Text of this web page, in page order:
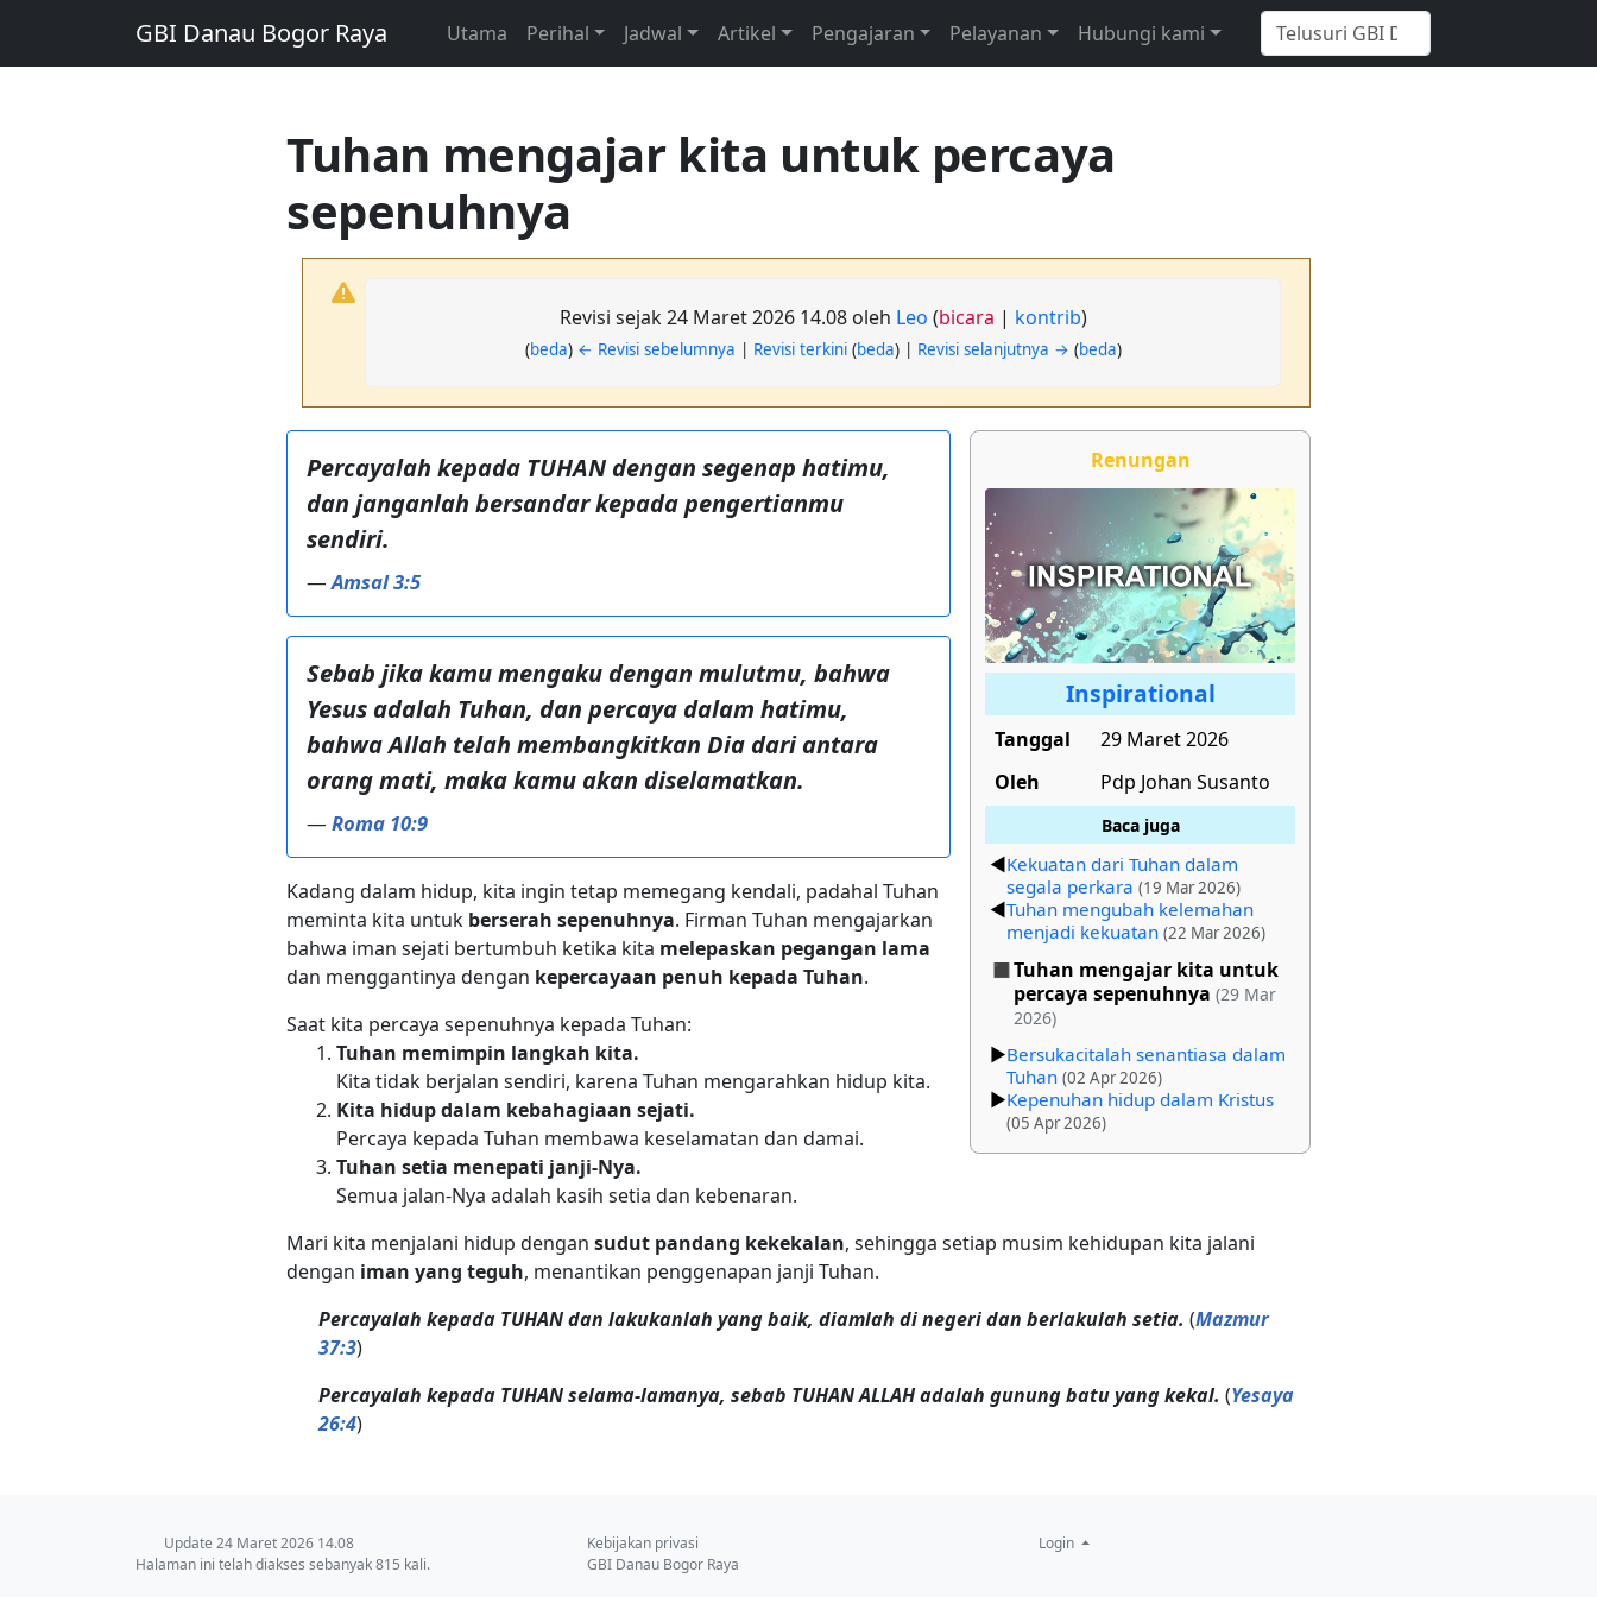
GBI Danau Bogor Raya Utama Perihal Jadwal Artikel Pengajaran Pelayanan Hubungi kami
Tuhan mengajar kita untuk percaya
sepenuhnya
Revisi sejak 24 Maret 2026 14.08 oleh Leo (bicara | kontrib)
(beda) ← Revisi sebelumnya | Revisi terkini(beda) | Revisi selanjutnya → (beda)
Renungan
Inspirational
Tanggal
29 Maret 2026
Oleh
Pdp Johan Susanto
Baca juga
Kekuatan dari Tuhan dalam
segala perkara (19 Mar 2026)
Tuhan mengubah kelemahan
menjadi kekuatan (22 Mar 2026)
Tuhan mengajar kita untuk
percaya sepenuhnya (29 Mar
2026)
Bersukacitalah senantiasa dalam
Tuhan (02 Apr 2026)
Kepenuhan hidup dalam Kristus
(05 Apr 2026)
Percayalah kepada TUHAN dengan segenap hatimu,
dan janganlah bersandar kepada pengertianmu
sendiri.
—Amsal 3:5
Sebab jika kamu mengaku dengan mulutmu, bahwa
Yesus adalah Tuhan, dan percaya dalam hatimu,
bahwa Allah telah membangkitkan Dia dari antara
orang mati, maka kamu akan diselamatkan.
— Roma 10:9
Kadang dalam hidup, kita ingin tetap memegang kendali, padahal Tuhan
meminta kita untuk berserah sepenuhnya. Firman Tuhan mengajarkan
bahwa iman sejati bertumbuh ketika kita melepaskan pegangan lama
dan menggantinya dengan kepercayaan penuh kepada Tuhan.
Saat kita percaya sepenuhnya kepada Tuhan:
Tuhan memimpin langkah kita.
Kita tidak berjalan sendiri, karena Tuhan mengarahkan hidup kita.
Kita hidup dalam kebahagiaan sejati.
Percaya kepada Tuhan membawa keselamatan dan damai.
Tuhan setia menepati janji-Nya.
Semua jalan-Nya adalah kasih setia dan kebenaran.
Mari kita menjalani hidup dengan sudut pandang kekekalan, sehingga setiap musim kehidupan kita jalani
dengan iman yang teguh, menantikan penggenapan janji Tuhan.
Percayalah kepada TUHAN dan lakukanlah yang baik, diamlah di negeri dan berlakulah setia. (Mazmur
37:3)
Percayalah kepada TUHAN selama-lamanya, sebab TUHAN ALLAH adalah gunung batu yang kekal. (Yesaya
26:4)
Update 24 Maret 2026 14.08
Halaman ini telah diakses sebanyak 815 kali.
Kebijakan privasi
GBI Danau Bogor Raya
Login